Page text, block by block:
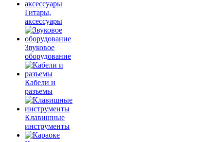
Гитары,
аксессуары
Звуковое
оборудование
Кабели и
разъемы
Клавишные
инструменты